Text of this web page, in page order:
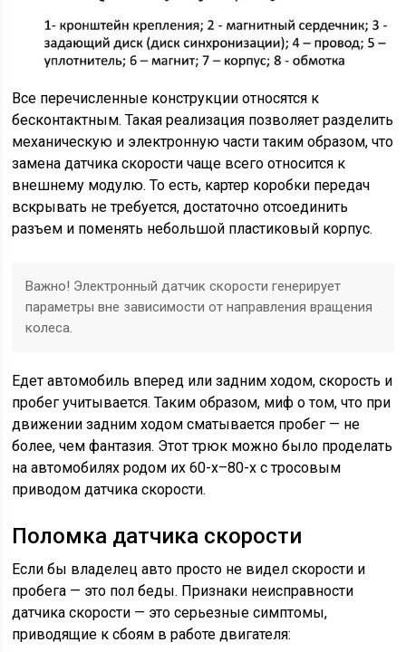
Все перечисленные конструкции относятся к
бесконтактным. Такая реализация позволяет разделить
механическую и электронную части таким образом, что
замена датчика скорости чаще всего относится к
внешнему модулю. То есть, картер коробки передач
вскрывать не требуется, достаточно отсоединить
разъем и поменять небольшой пластиковый корпус.
Важно! Электронный датчик скорости генерирует
параметры вне зависимости от направления вращения
колеса.
Едет автомобиль вперед или задним ходом, скорость и
пробег учитывается. Таким образом, миф о том, что при
движении задним ходом сматывается пробег — не
более, чем фантазия. Этот трюк можно было проделать
на автомобилях родом их 60-х–80-х с тросовым
приводом датчика скорости.
Поломка датчика скорости
Если бы владелец авто просто не видел скорости и
пробега — это пол беды. Признаки неисправности
датчика скорости — это серьезные симптомы,
приводящие к сбоям в работе двигателя: